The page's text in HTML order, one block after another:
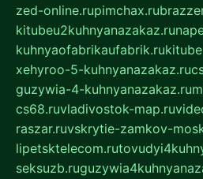
zed-online.rupimchax.ru
kitubeu2kuhnyanazakaz.ru
kuhnyaofabrikaufabrik.ru
xehyroo-5-kuhnyanazakaz.ru
guzywia-4-kuhnyanazakaz.ru
cs68.ruvladivostok-map.ru
raszar.ruvskrytie-zamkov-
lipetsktelecom.ru
seksuzb.ru